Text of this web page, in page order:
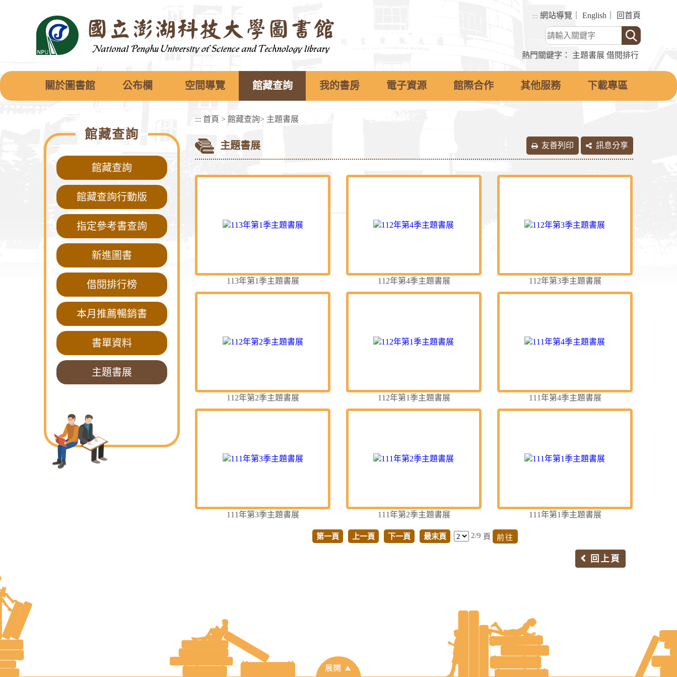
區
塊
::: 網站導覽 English 回首頁
熱門關鍵字： 主題書展 借閱排行
關於圖書館 公布欄 空間導覽 館藏查詢 我的書房 電子資源 館際合作 其他服務 下載專區
:::
館藏查詢
館藏查詢
館藏查詢行動版
指定參考書查詢
新進圖書
借閱排行榜
本月推薦暢銷書
書單資料
主題書展
::: 首頁 > 館藏查詢> 主題書展
主題書展 友善列印 訊息分享
113年第1季主題書展 112年第4季主題書展 112年第3季主題書展
112年第2季主題書展 112年第1季主題書展 111年第4季主題書展
111年第3季主題書展 111年第2季主題書展 111年第1季主題書展
第一頁 上一頁 下一頁 最末頁 2/9 頁
回上頁